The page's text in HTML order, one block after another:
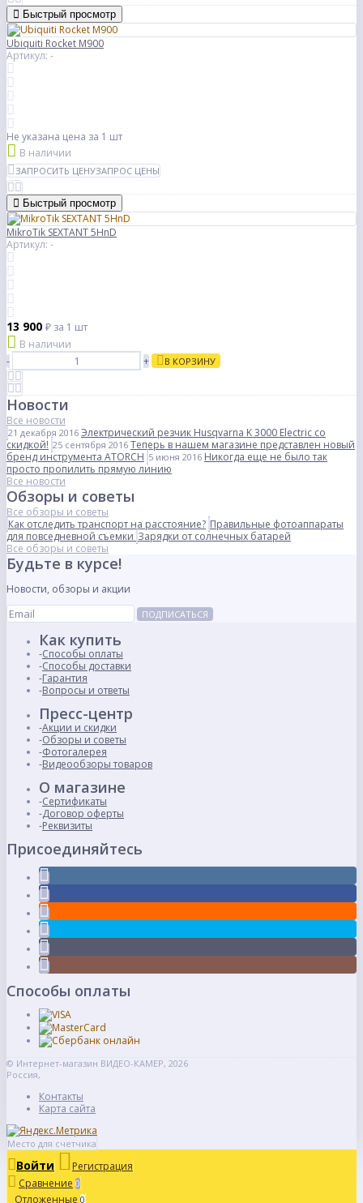
Быстрый просмотр
Ubiquiti Rocket M900
Артикул: -
Не указана цена за 1 шт
В наличии
ЗАПРОСИТЬ ЦЕНУЗАПРОС ЦЕНЫ
Быстрый просмотр
MikroTik SEXTANT 5HnD
Артикул: -
13 900 ₽ за 1 шт
В наличии
-
+ В КОРЗИНУ
Новости
Все новости
21 декабря 2016 Электрический резчик Husqvarna K 3000 Electric со
скидкой! 25 сентября 2016 Теперь в нашем магазине представлен новый
бренд инструмента ATORCH 5 июня 2016 Никогда еще не было так
просто пропилить прямую линию
Все новости
Обзоры и советы
Все обзоры и советы
Как отследить транспорт на расстояние? Правильные фотоаппараты
для повседневной съемки Зарядки от солнечных батарей
Все обзоры и советы
Будьте в курсе!
Новости, обзоры и акции
ПОДПИСАТЬСЯ
Как купить
Способы оплаты
Способы доставки
Гарантия
Вопросы и ответы
Пресс-центр
Акции и скидки
Обзоры и советы
Фотогалерея
Видеообзоры товаров
О магазине
Сертификаты
Договор оферты
Реквизиты
Присоединяйтесь
Способы оплаты
© Интернет-магазин ВИДЕО-КАМЕР, 2026
Россия,
Контакты
Карта сайта
Место для счетчика
Войти
Регистрация
Сравнение 0
Отложенные 0